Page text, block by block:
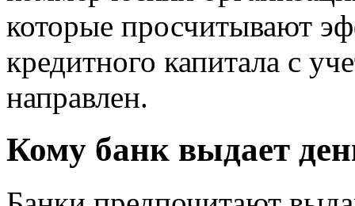
которые просчитывают
кредитного капитала с
направлен.
Кому банк выдает